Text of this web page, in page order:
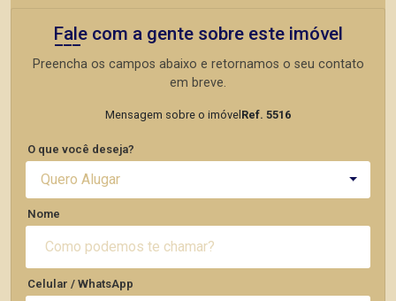
Fale com a gente sobre este imóvel
Preencha os campos abaixo e retornamos o seu contato
em breve.
Mensagem sobre o imóvel Ref. 5516
O que você deseja?
Quero Alugar
Nome
Celular / WhatsApp